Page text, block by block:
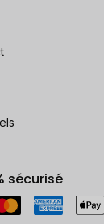
sécurisé